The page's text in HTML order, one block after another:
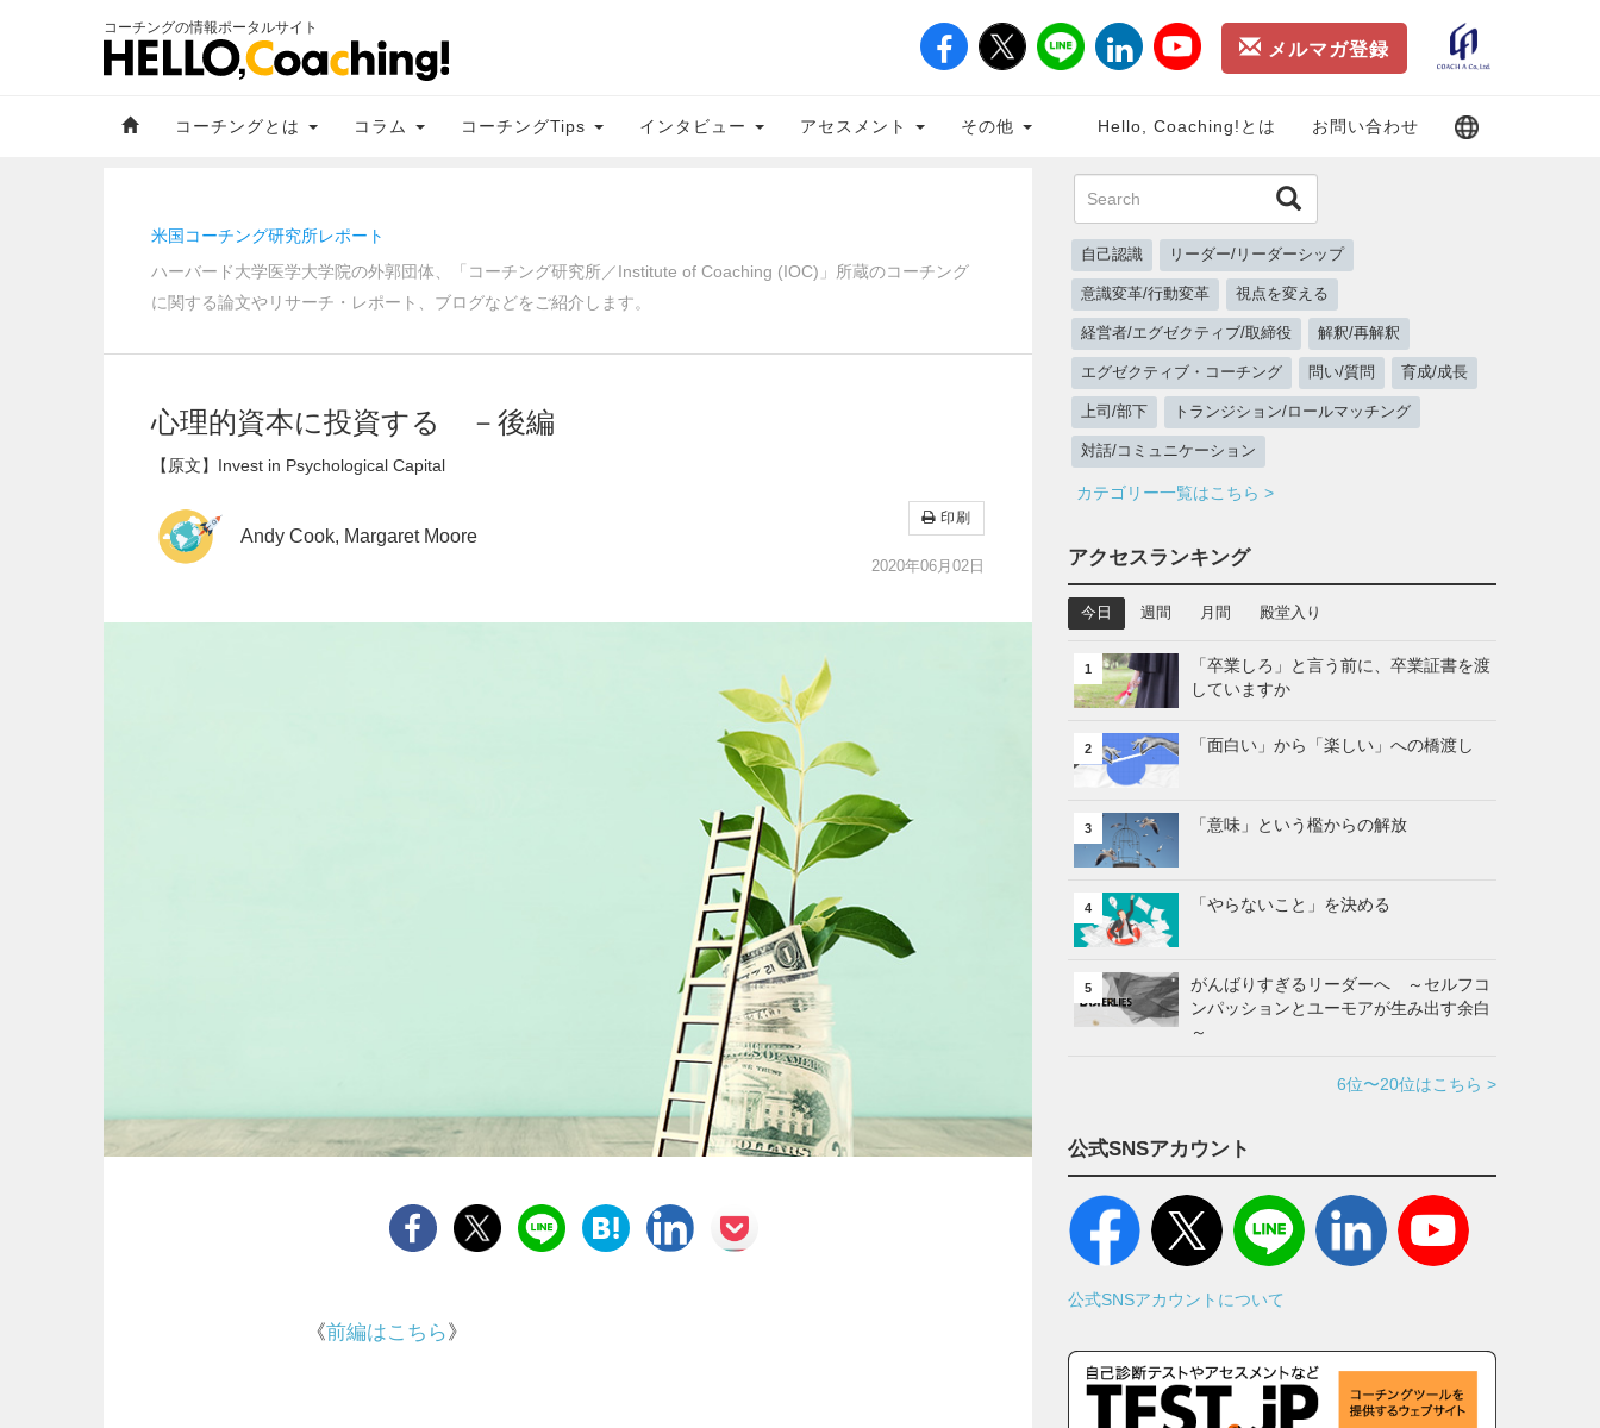
コーチングの情報ポータルサイト
メルマガ登録
コーチングとは コラム コーチングTips インタビュー アセスメント その他 Hello, Coaching!とは お問い合わせ
米国コーチング研究所レポート
ハーバード大学医学大学院の外郭団体、「コーチング研究所／Institute of Coaching (IOC)」所蔵のコーチング
に関する論文やリサーチ・レポート、ブログなどをご紹介します。
心理的資本に投資する －後編
【原文】Invest in Psychological Capital
Andy Cook, Margaret Moore
印刷
2020年06月02日
《前編はこちら》
自己認識 リーダー/リーダーシップ
意識変革/行動変革 視点を変える
経営者/エグゼクティブ/取締役 解釈/再解釈
エグゼクティブ・コーチング 問い/質問 育成/成長
上司/部下 トランジション/ロールマッチング
対話/コミュニケーション
カテゴリー一覧はこちら >
アクセスランキング
今日 週間 月間 殿堂入り
1
「卒業しろ」と言う前に、卒業証書を渡
していますか
2 「面白い」から「楽しい」への橋渡し
3 「意味」という檻からの解放
4 「やらないこと」を決める
5
がんばりすぎるリーダーへ ～セルフコ
ンパッションとユーモアが生み出す余白
～
6位〜20位はこちら >
公式SNSアカウント
公式SNSアカウントについて